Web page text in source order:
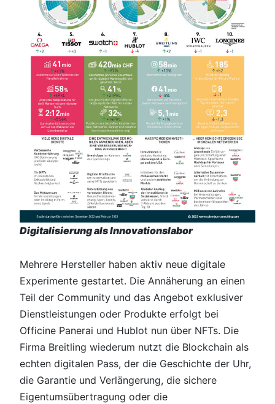
Digitalisierung als Innovationslabor
Mehrere Hersteller haben aktiv neue digitale
Experimente gestartet. Die Annäherung an einen
Teil der Community und das Angebot exklusiver
Dienstleistungen oder Produkte erfolgt bei
Officine Panerai und Hublot nun über NFTs. Die
Firma Breitling wiederum nutzt die Blockchain als
echten digitalen Pass, der die Geschichte der Uhr,
die Garantie und Verlängerung, die sichere
Eigentumsübertragung oder die